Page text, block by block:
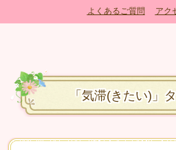
よくあるご質問
アク
「気滞(きたい)」